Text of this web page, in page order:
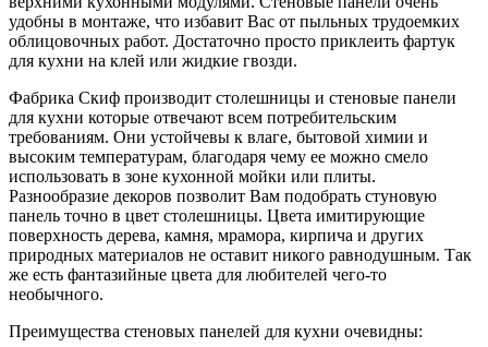
удобны в монтаже, что избавит Вас от пыльных трудоемких
облицовочных работ. Достаточно просто приклеить фартук
для кухни на клей или жидкие гвозди.
Фабрика Скиф производит столешницы и стеновые панели
для кухни которые отвечают всем потребительским
требованиям. Они устойчевы к влаге, бытовой химии и
высоким температурам, благодаря чему ее можно смело
использовать в зоне кухонной мойки или плиты.
Разнообразие декоров позволит Вам подобрать стуновую
панель точно в цвет столешницы. Цвета имитирующие
поверхность дерева, камня, мрамора, кирпича и других
природных материалов не оставит никого равнодушным. Так
же есть фантазийные цвета для любителей чего-то
необычного.
Преимущества стеновых панелей для кухни очевидны: